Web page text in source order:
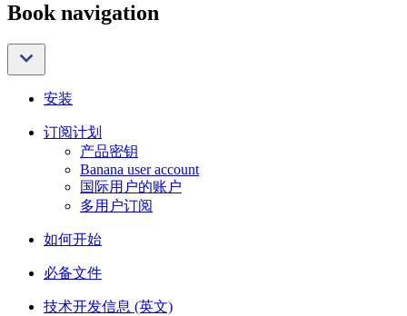
Book navigation
安装
订阅计划
产品密钥
Banana user account
国际用户的账户
多用户订阅
如何开始
必备文件
技术开发信息 (英文)